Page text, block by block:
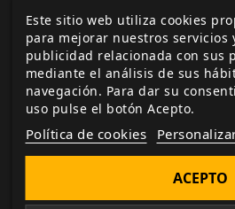
de juegos terroríficos para
listos los regalos navideños
o para tu director de juego.
pedido no es para ti,
«Envolver para regalo» al
completamente gratis, y le
especial para
persona que te importa.
Este sitio web utiliza cookies
para mejorar nuestros servicios
publicidad relacionada con sus
mediante el análisis de sus
navegación. Para dar su
uso pulse el botón Acepto.
Política de cookies
ACEPTO